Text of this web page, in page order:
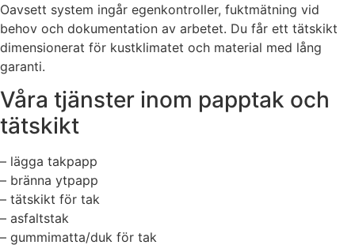
Oavsett system ingår egenkontroller, fuktmätning vid
behov och dokumentation av arbetet. Du får ett tätskikt
dimensionerat för kustklimatet och material med lång
garanti.
Våra tjänster inom papptak och
tätskikt
– lägga takpapp
– bränna ytpapp
– tätskikt för tak
– asfaltstak
– gummimatta/duk för tak